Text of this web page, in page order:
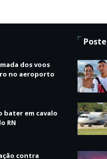
dos voos
no aeroporto
bater em cavalo
RN
contra